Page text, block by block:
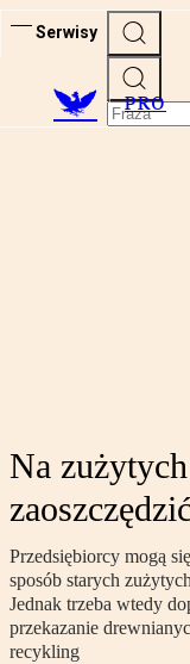
Serwisy
PRO
Na
Przedsiębiorcy mogą
sposób starych
Jednak trzeba wtedy
przekazanie
recykling